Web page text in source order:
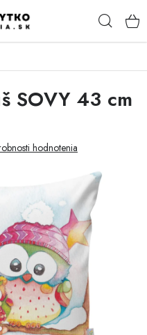
SOVY 43 cm
hodnotenia